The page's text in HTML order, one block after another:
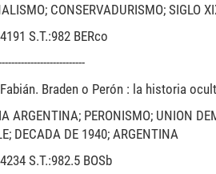
CONSERVADURISMO; SIGLO
S.T.:982 BERco
Braden o Perón : la historia
ARGENTINA; PERONISMO; UNION
DECADA DE 1940; ARGENTINA
S.T.:982.5 BOSb